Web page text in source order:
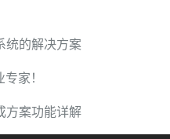
统的解决方案
家！
方案功能详解